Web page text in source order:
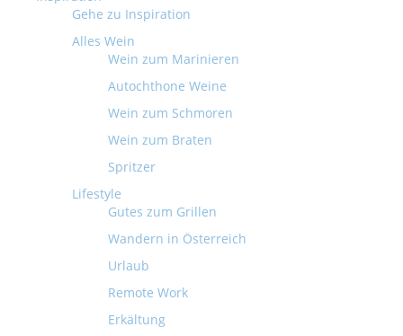
Gehe zu Inspiration
Alles Wein
Wein zum Marinieren
Autochthone Weine
Wein zum Schmoren
Wein zum Braten
Spritzer
Lifestyle
Gutes zum Grillen
Wandern in Österreich
Urlaub
Remote Work
Erkältung